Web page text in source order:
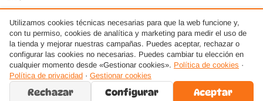
© 2026 Ideas Respetuosas S.L., Todos los derechos reservados. · Diseño web por
Utilizamos cookies técnicas necesarias para que la web funcione y,
con tu permiso, cookies de analítica y marketing para medir el uso de
la tienda y mejorar nuestras campañas. Puedes aceptar, rechazar o
configurar las cookies no necesarias. Puedes cambiar tu elección en
cualquier momento desde «Gestionar cookies». Política de cookies ·
Política de privacidad · Gestionar cookies
Rechazar Configurar Aceptar